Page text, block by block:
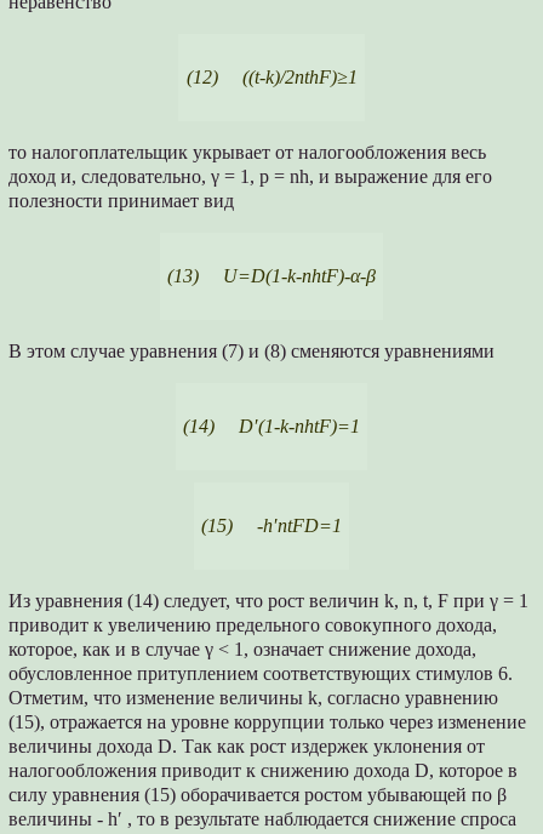
(12) ((t-k)/2nthF)≥1
то налогоплательщик укрывает от налогообложения весь
доход и, следовательно, γ = 1, p = nh, и выражение для его
полезности принимает вид
(13) U=D(1-k-nhtF)-α-β
В этом случае уравнения (7) и (8) сменяются уравнениями
(14) D′(1-k-nhtF)=1
(15) -h′ntFD=1
Из уравнения (14) следует, что рост величин k, n, t, F при γ = 1
приводит к увеличению предельного совокупного дохода,
которое, как и в случае γ < 1, означает снижение дохода,
обусловленное притуплением соответствующих стимулов 6.
Отметим, что изменение величины k, согласно уравнению
(15), отражается на уровне коррупции только через изменение
величины дохода D. Так как рост издержек уклонения от
налогообложения приводит к снижению дохода D, которое в
силу уравнения (15) оборачивается ростом убывающей по β
величины - h′ , то в результате наблюдается снижение спроса